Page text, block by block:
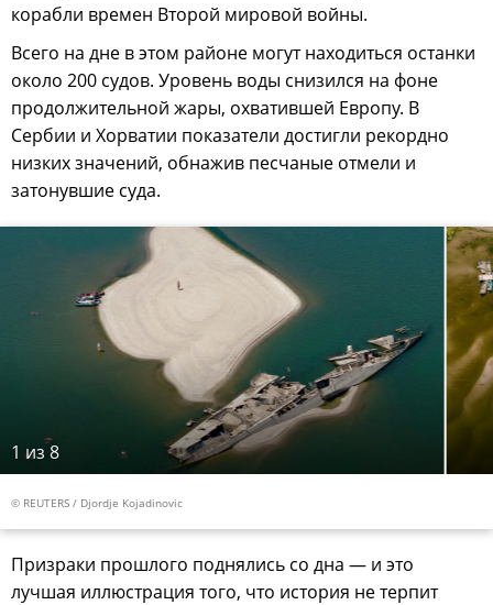
корабли времен Второй мировой войны.
Всего на дне в этом районе могут находиться останки
около 200 судов. Уровень воды снизился на фоне
продолжительной жары, охватившей Европу. В
Сербии и Хорватии показатели достигли рекордно
низких значений, обнажив песчаные отмели и
затонувшие суда.
1 из 8
© REUTERS / Djordje Kojadinovic
Призраки прошлого поднялись со дна — и это
лучшая иллюстрация того, что история не терпит